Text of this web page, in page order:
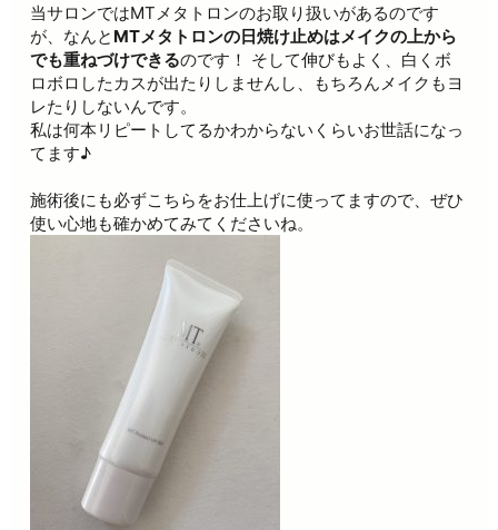
当サロンではMTメタトロンのお取り扱いがあるのです
が、なんと MTメタトロンの日焼け止めはメイクの上から
でも重ねづけできるのです！ そして伸びもよく、白くボ
ロボロしたカスが出たりしませんし、もちろんメイクもヨ
レたりしないんです。
私は何本リピートしてるかわからないくらいお世話になっ
てます♪
施術後にも必ずこちらをお仕上げに使ってますので、ぜひ
使い心地も確かめてみてくださいね。